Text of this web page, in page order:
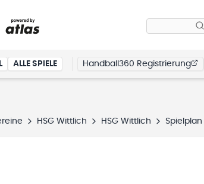
ALLE SPIELE Handball360 Registrierung
HSG Wittlich HSG Wittlich Spielplan